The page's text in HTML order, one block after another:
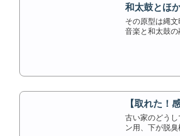
和太鼓とほ
その原型は縄
音楽と和太鼓
【取れた！
古い家のどう
ン用、下が脱